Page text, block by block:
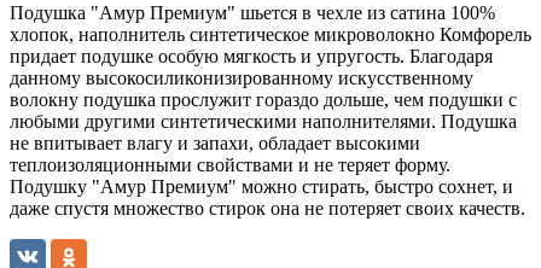
Подушка "Амур Премиум" шьется в чехле из сатина 100%
хлопок, наполнитель синтетическое микроволокно Комфорель
придает подушке особую мягкость и упругость. Благодаря
данному высокосиликонизированному искусственному
волокну подушка прослужит гораздо дольше, чем подушки с
любыми другими синтетическими наполнителями. Подушка
не впитывает влагу и запахи, обладает высокими
теплоизоляционными свойствами и не теряет форму.
Подушку "Амур Премиум" можно стирать, быстро сохнет, и
даже спустя множество стирок она не потеряет своих качеств.